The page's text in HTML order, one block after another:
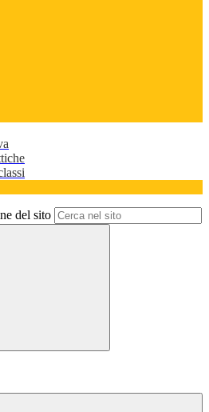
del sito